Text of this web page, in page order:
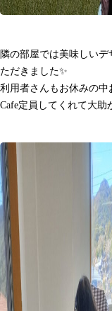
隣の部屋では美味しい
ただきました✨
利用者さんもお休みの
Cafe定員してくれて大助